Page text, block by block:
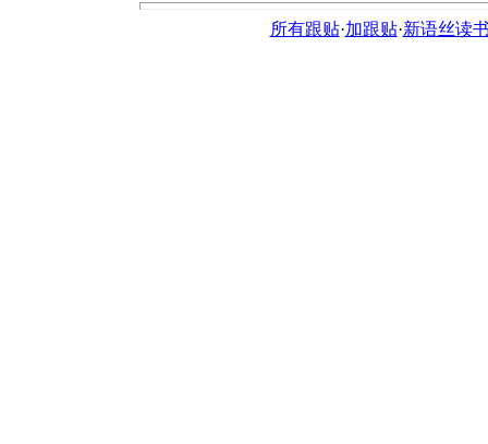
所有跟贴·加跟贴·新语丝读